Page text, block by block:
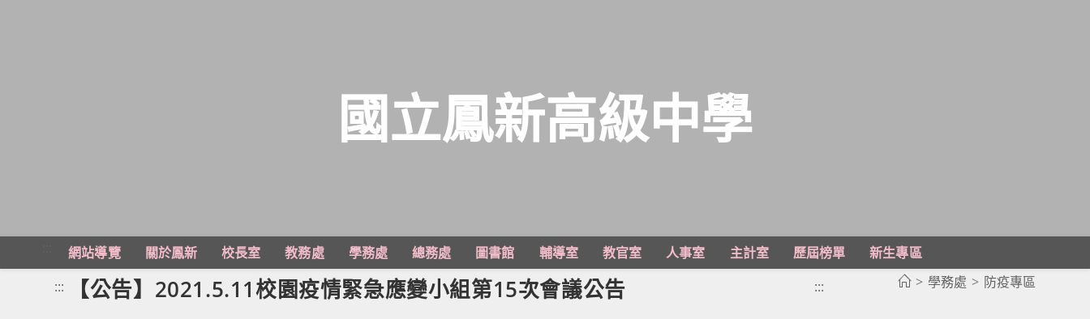
主
國立鳳新高級中學
網站導覽 關於鳳新 校長室 教務處 學務處 總務處 圖書館 輔導室 教官室 人事室 主計室 歷屆榜單
新生專區
> 學務處 > 防疫專區
::: 【公告】2021.5.11校園疫情緊急應變小組第15次會議公告 :::